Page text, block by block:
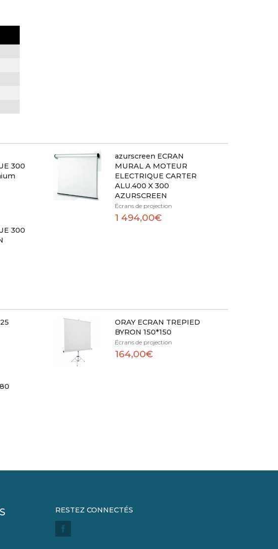
300
azurscreen ECRAN
MURAL A MOTEUR
ELECTRIQUE CARTER
ALU.400 X 300
AZURSCREEN
Écrans de projection
1 494,00€
300
ORAY ECRAN TREPIED
BYRON 150*150
Écrans de projection
164,00€